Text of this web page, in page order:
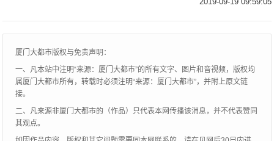
厦门大都市版权与免责声明：
一、凡本站中注明“来源：厦门大都市”的所有文字、图片和音视频，版权均
属厦门大都市所有，转载时必须注明“来源：厦门大都市”，并附上原文链
接。
二、凡来源非厦门大都市的（作品）只代表本网传播该消息，并不代表赞同
其观点。